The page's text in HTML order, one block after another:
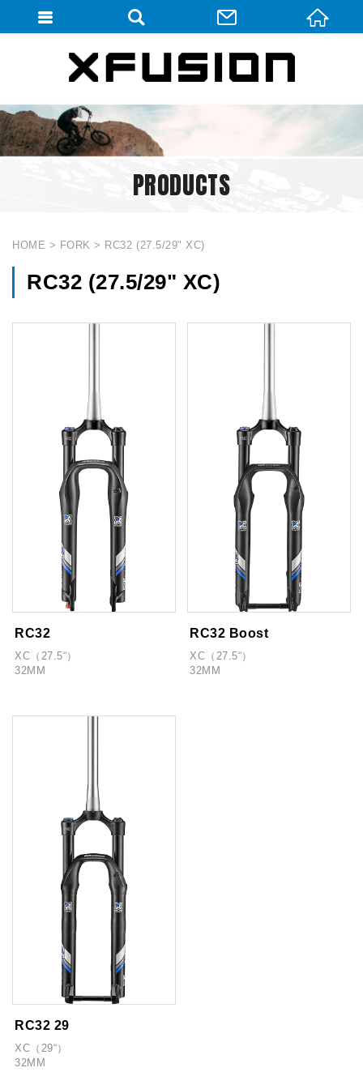
PRODUCTS
HOME FORK RC32 (27.5/29" XC)
RC32 (27.5/29" XC)
RC32
XC（27.5“）
32MM
RC32 Boost
XC（27.5“）
32MM
RC32 29
XC（29“）
32MM
會員登入(燈箱)
加入會員
忘記密碼
密碼修改
個人資料修改
會員登出